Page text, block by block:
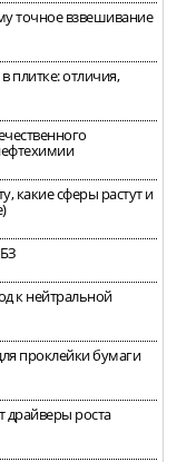
точное взвешивание
плитке: отличия,
какие сферы растут и
к нейтральной
проклейки бумаги
драйверы роста